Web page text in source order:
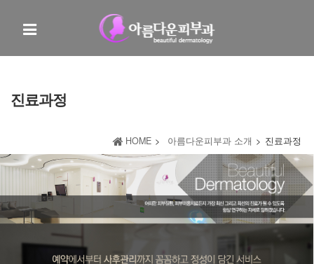
진료과정
진료과정
아름다운피부과 소개 >
HOME >